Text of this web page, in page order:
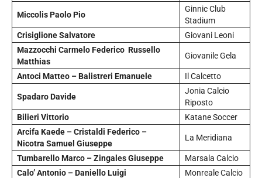
Miccolis Paolo Pio
Ginnic Club
Stadium
Crisiglione Salvatore
Giovani Leoni
Mazzocchi Carmelo Federico Russello
Matthias
Giovanile Gela
Antoci Matteo –Balistreri Emanuele Il Calcetto
Spadaro Davide
Jonia Calcio
Riposto
Bilieri Vittorio
Katane Soccer
Arcifa Kaede – Cristaldi Federico –
Nicotra Samuel Giuseppe
La Meridiana
Tumbarello Marco – Zingales Giuseppe
Marsala Calcio
Calo’ Antonio – Daniello Luigi
Monreale Calcio